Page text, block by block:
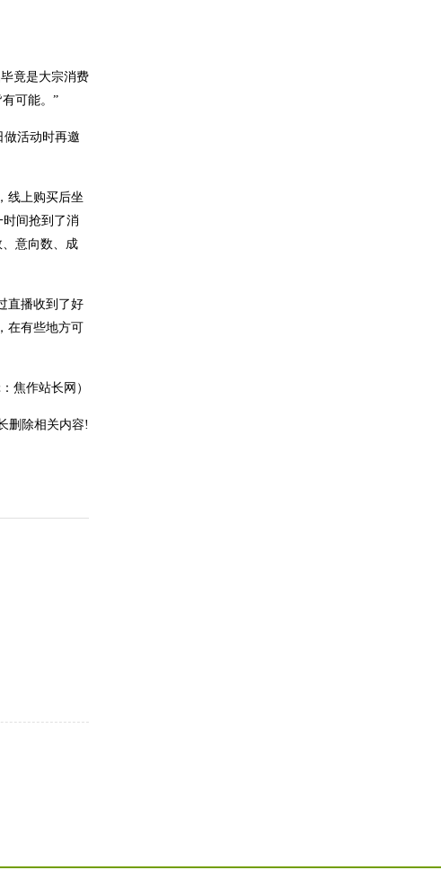
竟是大宗消费
可能。”
做活动时再邀
线上购买后坐
间抢到了消
意向数、成
直播收到了好
在有些地方可
：焦作站长网）
删除相关内容!